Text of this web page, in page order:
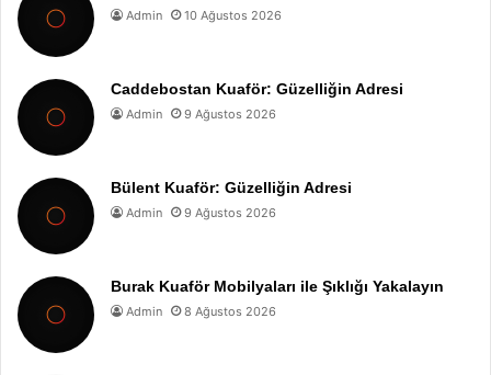
Admin 10 Ağustos 2026
Caddebostan Kuaför: Güzelliğin Adresi
Admin 9 Ağustos 2026
Bülent Kuaför: Güzelliğin Adresi
Admin 9 Ağustos 2026
Burak Kuaför Mobilyaları ile Şıklığı Yakalayın
Admin 8 Ağustos 2026